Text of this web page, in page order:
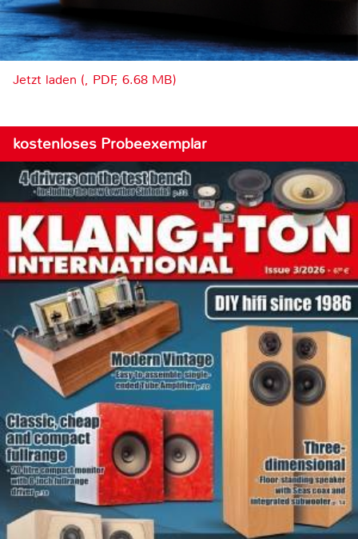
Jetzt laden (, PDF, 6.68 MB)
kostenloses Probeexemplar